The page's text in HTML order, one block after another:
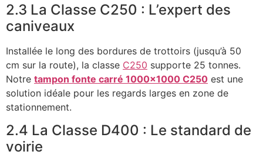
2.3 La Classe C250 : L’expert des
caniveaux
Installée le long des bordures de trottoirs (jusqu’à 50
cm sur la route), la classe C250 supporte 25 tonnes.
Notre tampon fonte carré 1000×1000 C250 est une
solution idéale pour les regards larges en zone de
stationnement.
2.4 La Classe D400 : Le standard de
voirie